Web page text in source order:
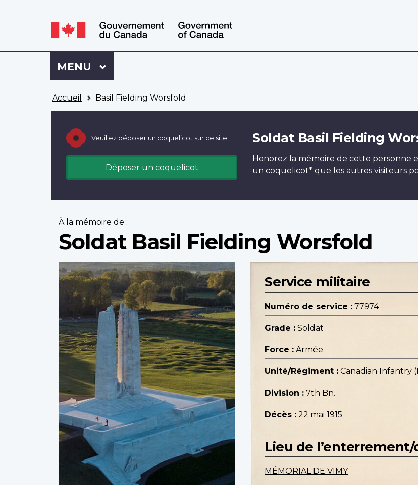
Language
switcher
Language
switcher
Se
connecter
à
Dossier
Menu
MENU PRINCIPAL
Accueil Basil Fielding Worsfold
Veuillez déposer un coquelicot sur ce site.
Déposer un coquelicot
Soldat Basil Fielding
Honorez la mémoire de cette personne
un coquelicot* que les autres visiteurs
À la mémoire de :
Soldat Basil Fielding Worsfold
Profile
image
Service militaire
Numéro de service : 77974
Grade : Soldat
Force : Armée
Unité/Régiment : Canadian Infantry
Division : 7th Bn.
Décès : 22 mai 1915
Lieu de
MÉMORIAL DE VIMY